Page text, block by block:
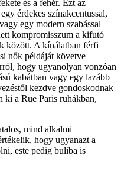
és a fehér. Ezt az
érdekes színakcentussal,
egy modern szabással
kompromisszum a kifutó
között. A kínálatban férfi
nők példáját követve
hogy ugyanolyan vonzóan
kabátban vagy egy lazább
kezdve gondoskodnak
ki a Rue Paris ruhákban,
mind alkalmi
hogy ugyanazt a
este pedig buliba is